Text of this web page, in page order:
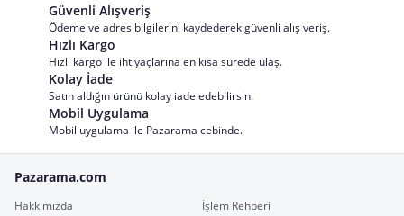
Güvenli Alışveriş
Ödeme ve adres bilgilerini kaydederek güvenli alış veriş.
Hızlı Kargo
Hızlı kargo ile ihtiyaçlarına en kısa sürede ulaş.
Kolay İade
Satın aldığın ürünü kolay iade edebilirsin.
Mobil Uygulama
Mobil uygulama ile Pazarama cebinde.
Pazarama.com
Hakkımızda
İşlem Rehberi